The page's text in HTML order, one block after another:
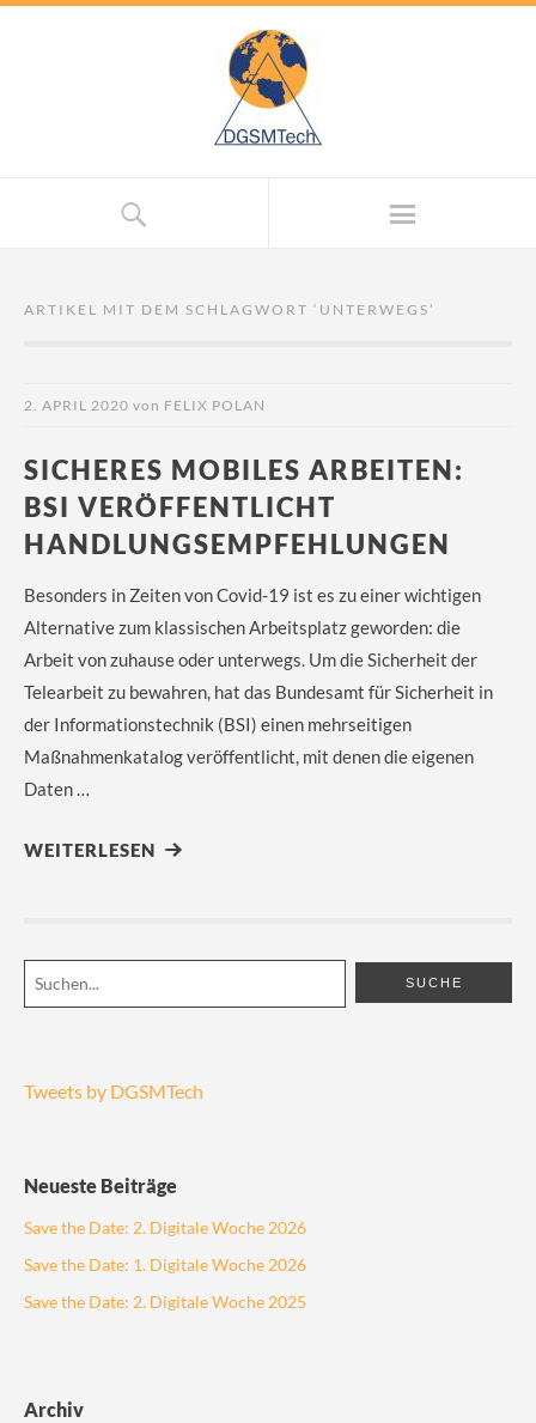
ARTIKEL MIT DEM SCHLAGWORT ‘ UNTERWEGS’
2. APRIL 2020 von FELIX POLAN
SICHERES MOBILES ARBEITEN:
BSI VERÖFFENTLICHT
HANDLUNGSEMPFEHLUNGEN
Besonders in Zeiten von Covid-19 ist es zu einer wichtigen
Alternative zum klassischen Arbeitsplatz geworden: die
Arbeit von zuhause oder unterwegs. Um die Sicherheit der
Telearbeit zu bewahren, hat das Bundesamt für Sicherheit in
der Informationstechnik (BSI) einen mehrseitigen
Maßnahmenkatalog veröffentlicht, mit denen die eigenen
Daten …
WEITERLESEN
Tweets by DGSMTech
Neueste Beiträge
Save the Date: 2. Digitale Woche 2026
Save the Date: 1. Digitale Woche 2026
Save the Date: 2. Digitale Woche 2025
Archiv